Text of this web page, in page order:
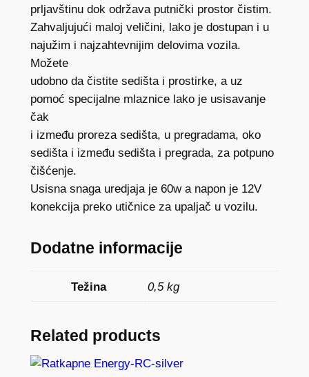
a
č
z
a
k
o
l
a
1
2
V
6
k
o
č
i
n
prljavštinu dok održava putnički prostor čistim.
Zahvaljujući maloj veličini, lako je dostupan i u
najužim i najzahtevnijim delovima vozila.
Možete
udobno da čistite sedišta i prostirke, a uz
pomoć specijalne mlaznice lako je usisavanje
čak
i između proreza sedišta, u pregradama, oko
sedišta i između sedišta i pregrada, za potpuno
čišćenje.
Usisna snaga uredjaja je 60w a napon je 12V
konekcija preko utičnice za upaljač u vozilu.
Dodatne informacije
Težina 0,5 kg
Related products